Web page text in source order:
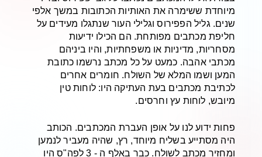
מיוחדת ששימרה את האותיות הכתובות במשך אלפי
שנים. גליל הפפירוס וגלילי העור שנתגלו מעידים על
חליפת מכתבים מפותחת. הם הכילו ידיעות
מסחריות, מדיניות או משפחתיות, והיו ביניהם
מכתבי אהבה. כמעט על כל מכתב נרשמו כתובת
המען ושמו המלא של השולח. חומרים אחרים
לכתיבת מכתבים בעת העתיקה היו: לוחות טין
מיובש, לוחות עץ וחרסים.
פחות ידוע לנו על אופן העברת המכתבים. הכותב
היה מסתייע בשליח מיוחד, רץ, שהיה מעביר לנמען
ומחזיר מכתב לשולח. כבר באלף ה - 3 לפה"ס היו